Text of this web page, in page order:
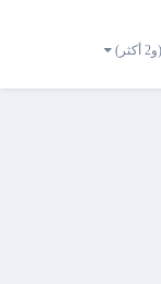
(و2 أكثر)